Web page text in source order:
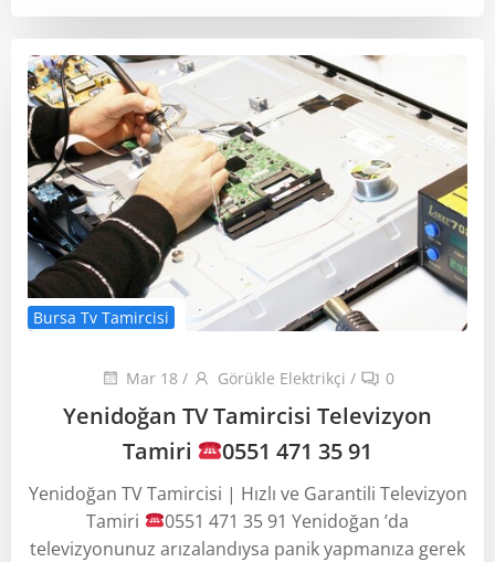
Bursa Tv Tamircisi
Mar 18 / Görükle Elektrikçi / 0
Yenidoğan TV Tamircisi Televizyon
Tamiri
0551 471 35 91
Yenidoğan TV Tamircisi | Hızlı ve Garantili Televizyon
Tamiri
0551 471 35 91 Yenidoğan ’da
televizyonunuz arızalandıysa panik yapmanıza gerek